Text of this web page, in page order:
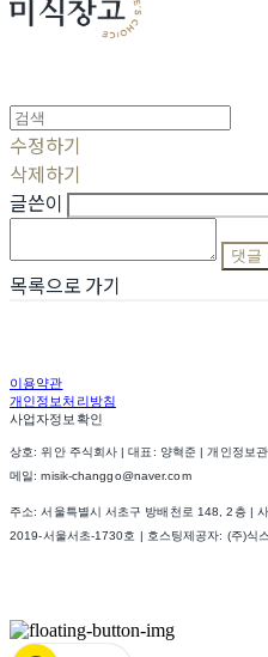
수정하기
삭제하기
글쓴이
댓글
목록으로 가기
이용약관
개인정보처리방침
사업자정보확인
상호: 위안 주식회사 | 대표: 양혁준 | 개인정보
메일: misik-changgo@naver.com
주소: 서울특별시 서초구 방배천로 148, 2층 |
2019-서울서초-1730호
| 호스팅제공자: (주)식